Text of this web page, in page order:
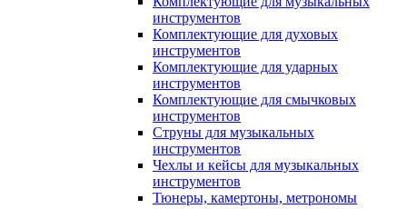
инструментов
Комплектующие для духовых
инструментов
Комплектующие для ударных
инструментов
Комплектующие для смычковых
инструментов
Струны для музыкальных
инструментов
Чехлы и кейсы для музыкальных
инструментов
Тюнеры, камертоны, метрономы